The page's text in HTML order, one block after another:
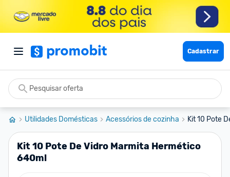
Cadastrar
Utilidades Domésticas Acessórios de cozinha Kit 10 Pote
Kit 10 Pote De Vidro Marmita Hermético
640ml